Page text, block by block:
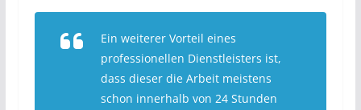
Ein weiterer Vorteil eines
professionellen Dienstleisters ist,
dass dieser die Arbeit meistens
schon innerhalb von 24 Stunden